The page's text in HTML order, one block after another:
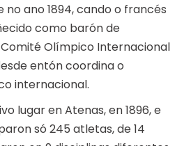
ano 1894, cando o francés
como barón de
Olímpico Internacional
entón coordina o
internacional.
lugar en Atenas, en 1896, e
só 245 atletas, de 14